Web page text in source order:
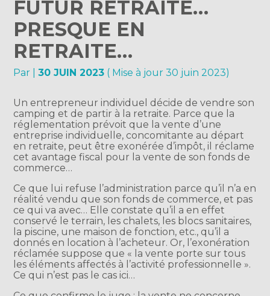
FUTUR RETRAITÉ…
PRESQUE EN
RETRAITE…
Par |30 JUIN 2023 ( Mise à jour 30 juin 2023)
Un entrepreneur individuel décide de vendre son
camping et de partir à la retraite. Parce que la
réglementation prévoit que la vente d’une
entreprise individuelle, concomitante au départ
en retraite, peut être exonérée d’impôt, il réclame
cet avantage fiscal pour la vente de son fonds de
commerce…
Ce que lui refuse l’administration parce qu’il n’a en
réalité vendu que son fonds de commerce, et pas
ce qui va avec… Elle constate qu’il a en effet
conservé le terrain, les chalets, les blocs sanitaires,
la piscine, une maison de fonction, etc., qu’il a
donnés en location à l’acheteur. Or, l’exonération
réclamée suppose que « la vente porte sur tous
les éléments affectés à l’activité professionnelle ».
Ce qui n’est pas le cas ici…